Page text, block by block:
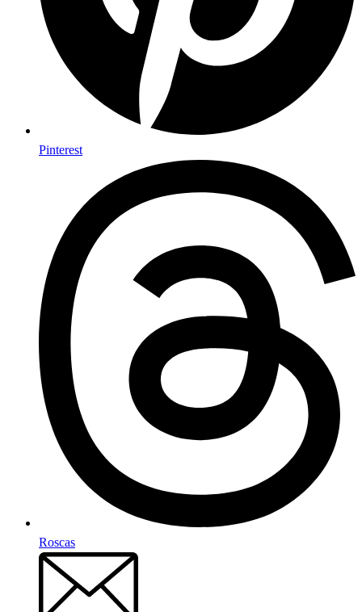
Pinterest
Roscas